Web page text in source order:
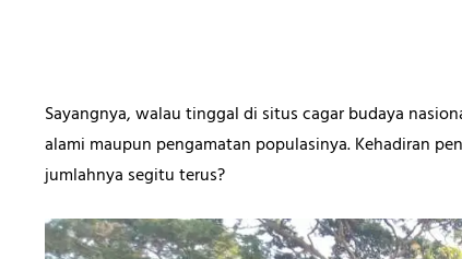
Sayangnya, walau tinggal di situs cagar budaya
alami maupun pengamatan populasinya. Kehadiran
jumlahnya segitu terus?